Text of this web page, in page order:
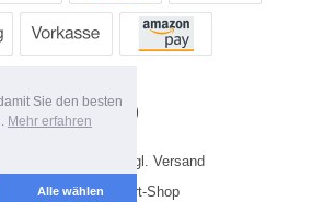
Sie den besten
Mehr erfahren
Alle wählen
inkl. MwSt. evtl. zzgl. Versand
2026 by HP's Sport-Shop